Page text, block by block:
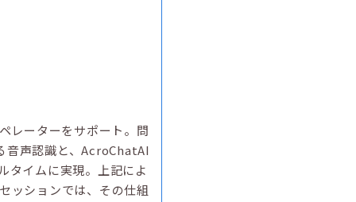
レーターをサポート。問
音声認識と、AcroChatAI
タイムに実現。上記によ
ッションでは、その仕組